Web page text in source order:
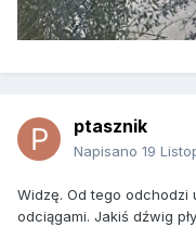
ptasznik
Napisano 19
Widzę. Od tego
odciągami. Jakiś dźwig